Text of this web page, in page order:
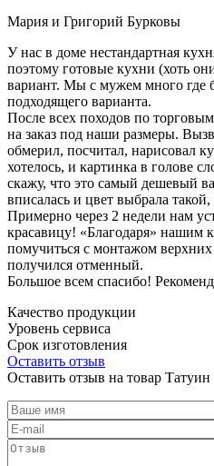
Мария и Григорий Бурковы
У нас в доме нестандартная
поэтому готовые кухни (хоть
вариант. Мы с мужем много где
подходящего варианта.
После всех походов по
на заказ под наши размеры.
обмерил, посчитал, нарисовал
хотелось, и картинка в голове
скажу, что это самый дешевый
вписалась и цвет выбрала
Примерно через 2 недели нам
красавицу! «Благодаря» нашим
помучиться с монтажом
получился отменный.
Большое всем спасибо!
Качество продукции
Уровень сервиса
Срок изготовления
Оставить отзыв
Оставить отзыв на товар Татуин